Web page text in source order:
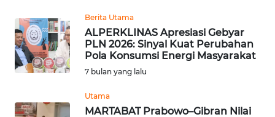
Berita Utama
ALPERKLINAS Apresiasi Gebyar
PLN 2026: Sinyal Kuat Perubahan
Pola Konsumsi Energi Masyarakat
7 bulan yang lalu
Utama
MARTABAT Prabowo–Gibran Nilai
WN
SUMEDANG
CIANJUR